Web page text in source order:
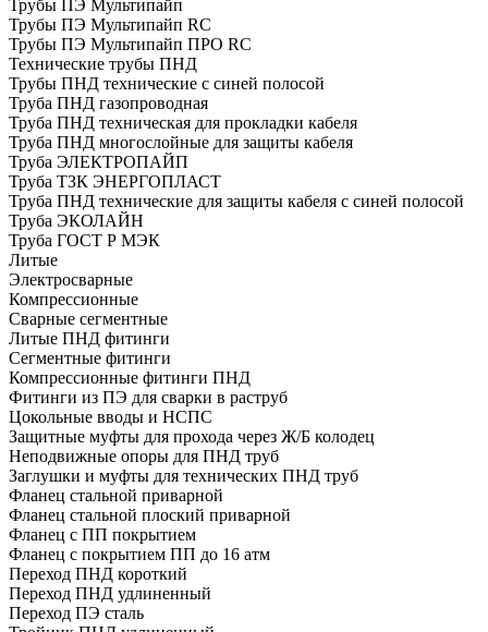
Трубы ПЭ Мультипайп
Трубы ПЭ Мультипайп RC
Трубы ПЭ Мультипайп ПРО RC
Технические трубы ПНД
Трубы ПНД технические с синей полосой
Труба ПНД газопроводная
Труба ПНД техническая для прокладки кабеля
Труба ПНД многослойные для защиты кабеля
Труба ЭЛЕКТРОПАЙП
Труба ТЗК ЭНЕРГОПЛАСТ
Труба ПНД технические для защиты кабеля с синей полосой
Труба ЭКОЛАЙН
Труба ГОСТ Р МЭК
Литые
Электросварные
Компрессионные
Сварные сегментные
Литые ПНД фитинги
Сегментные фитинги
Компрессионные фитинги ПНД
Фитинги из ПЭ для сварки в раструб
Цокольные вводы и НСПС
Защитные муфты для прохода через Ж/Б колодец
Неподвижные опоры для ПНД труб
Заглушки и муфты для технических ПНД труб
Фланец стальной приварной
Фланец стальной плоский приварной
Фланец с ПП покрытием
Фланец с покрытием ПП до 16 атм
Переход ПНД короткий
Переход ПНД удлиненный
Переход ПЭ сталь